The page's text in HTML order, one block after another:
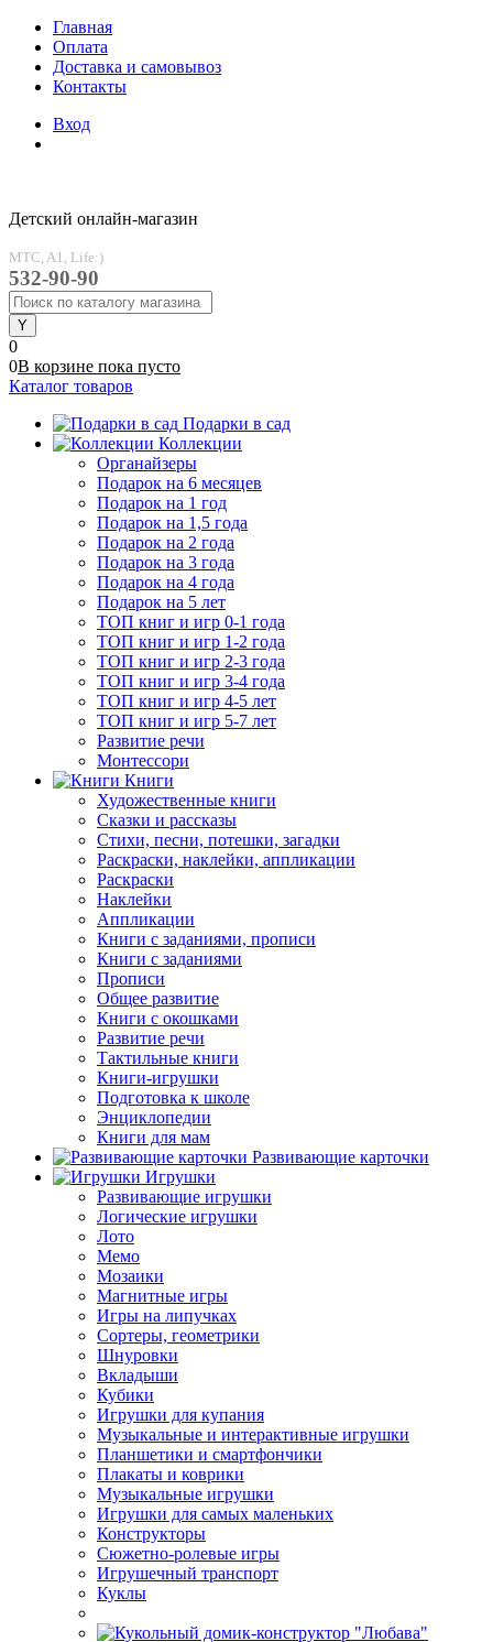
Главная
Оплата
Доставка и самовывоз
Контакты
Вход
Детский онлайн-магазин
MTC, A1, Life:)
532-90-90
0
0В корзине пока пусто
Каталог товаров
Подарки в сад
Коллекции
Органайзеры
Подарок на 6 месяцев
Подарок на 1 год
Подарок на 1,5 года
Подарок на 2 года
Подарок на 3 года
Подарок на 4 года
Подарок на 5 лет
ТОП книг и игр 0-1 года
ТОП книг и игр 1-2 года
ТОП книг и игр 2-3 года
ТОП книг и игр 3-4 года
ТОП книг и игр 4-5 лет
ТОП книг и игр 5-7 лет
Развитие речи
Монтессори
Книги
Художественные книги
Сказки и рассказы
Стихи, песни, потешки, загадки
Раскраски, наклейки, аппликации
Раскраски
Наклейки
Аппликации
Книги с заданиями, прописи
Книги с заданиями
Прописи
Общее развитие
Книги с окошками
Развитие речи
Тактильные книги
Книги-игрушки
Подготовка к школе
Энциклопедии
Книги для мам
Развивающие карточки
Игрушки
Развивающие игрушки
Логические игрушки
Лото
Мемо
Мозаики
Магнитные игры
Игры на липучках
Сортеры, геометрики
Шнуровки
Вкладыши
Кубики
Игрушки для купания
Музыкальные и интерактивные игрушки
Планшетики и смартфончики
Плакаты и коврики
Музыкальные игрушки
Игрушки для самых маленьких
Конструкторы
Сюжетно-ролевые игры
Игрушечный транспорт
Куклы